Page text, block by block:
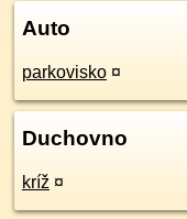
Auto
parkovisko ¤
Duchovno
kríž ¤